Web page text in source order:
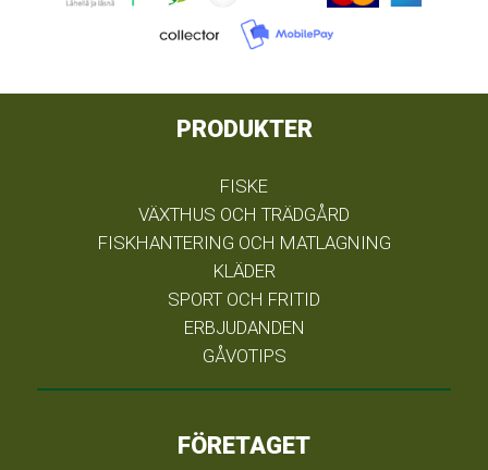
PRODUKTER
FISKE
VÄXTHUS OCH TRÄDGÅRD
FISKHANTERING OCH MATLAGNING
KLÄDER
SPORT OCH FRITID
ERBJUDANDEN
GÅVOTIPS
FÖRETAGET